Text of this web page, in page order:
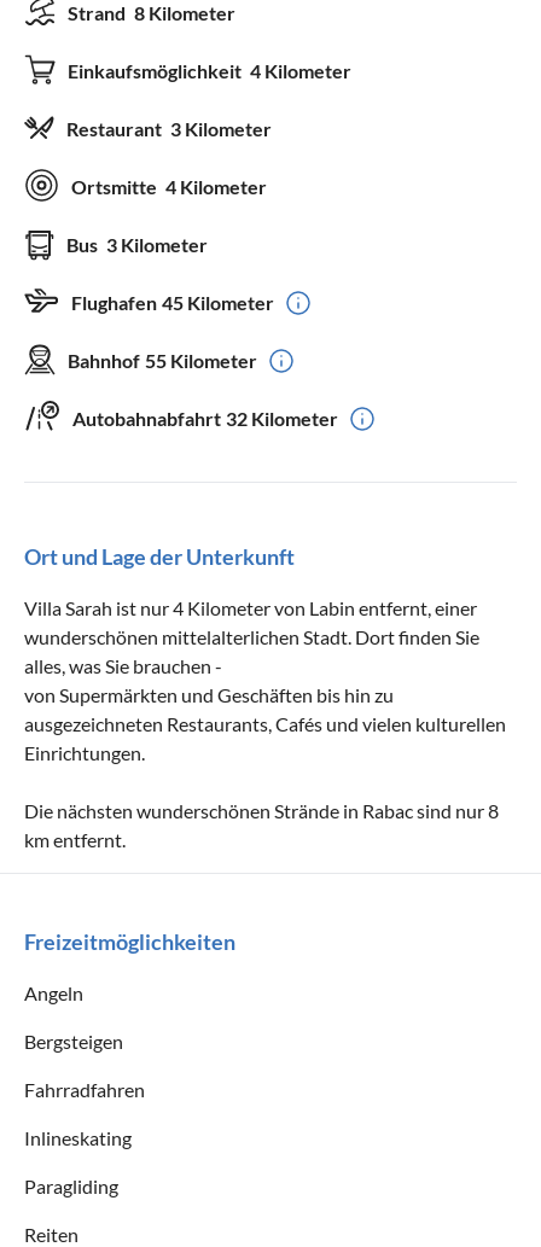
Strand 8 Kilometer
Einkaufsmöglichkeit 4 Kilometer
Restaurant 3 Kilometer
Ortsmitte 4 Kilometer
Bus 3 Kilometer
Flughafen 45 Kilometer
Bahnhof 55 Kilometer
Autobahnabfahrt 32 Kilometer
Ort und Lage der Unterkunft
Villa Sarah ist nur 4 Kilometer von Labin entfernt, einer
wunderschönen mittelalterlichen Stadt. Dort finden Sie
alles, was Sie brauchen -
von Supermärkten und Geschäften bis hin zu
ausgezeichneten Restaurants, Cafés und vielen kulturellen
Einrichtungen.
Die nächsten wunderschönen Strände in Rabac sind nur 8
km entfernt.
Freizeitmöglichkeiten
Angeln
Bergsteigen
Fahrradfahren
Inlineskating
Paragliding
Reiten